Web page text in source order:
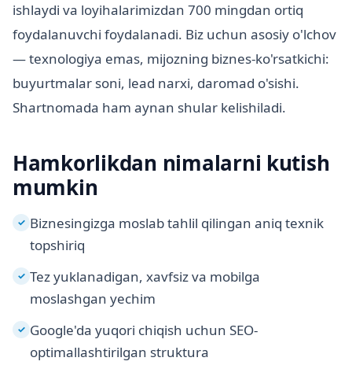
ishlaydi va loyihalarimizdan 700 mingdan ortiq
foydalanuvchi foydalanadi. Biz uchun asosiy o'lchov
— texnologiya emas, mijozning biznes-ko'rsatkichi:
buyurtmalar soni, lead narxi, daromad o'sishi.
Shartnomada ham aynan shular kelishiladi.
Hamkorlikdan nimalarni kutish
mumkin
✓ Biznesingizga moslab tahlil qilingan aniq texnik
topshiriq
✓ Tez yuklanadigan, xavfsiz va mobilga
moslashgan yechim
✓ Google'da yuqori chiqish uchun SEO-
optimallashtirilgan struktura